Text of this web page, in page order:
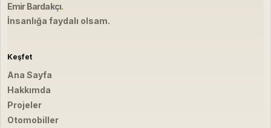
Emir Bardakçı.
İnsanlığa faydalı olsam.
Keşfet
Ana Sayfa
Hakkımda
Projeler
Otomobiller